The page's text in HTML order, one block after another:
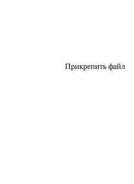
Прикрепить файл